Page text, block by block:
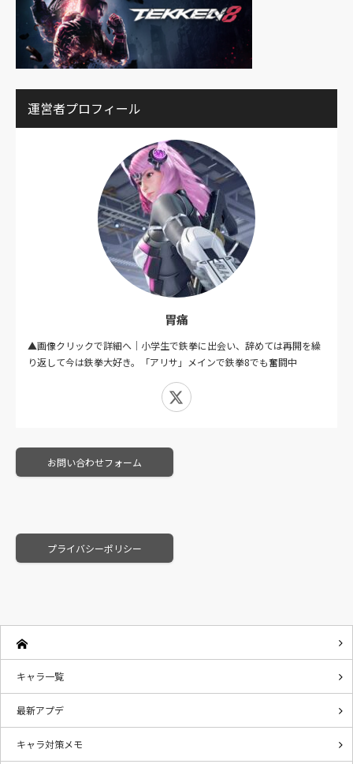
運営者プロフィール
胃痛
▲画像クリックで詳細へ｜小学生で鉄拳に出会い、辞めては再開を繰
り返して今は鉄拳大好き。「アリサ」メインで鉄拳8でも奮闘中
X
お問い合わせフォーム
プライバシーポリシー
キャラ一覧
最新アプデ
キャラ対策メモ